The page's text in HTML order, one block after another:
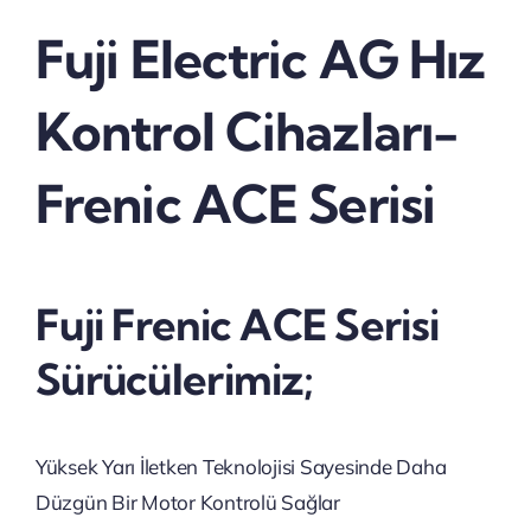
Fuji Electric AG Hız
Kontrol Cihazları-
Frenic ACE Serisi
Fuji Frenic ACE Serisi
Sürücülerimiz;
Yüksek Yarı İletken Teknolojisi Sayesinde Daha
Düzgün Bir Motor Kontrolü Sağlar